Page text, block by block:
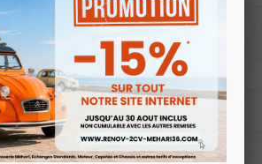
:23,80 €TTC
de prix remisés
la Carte clubRenov 2cv